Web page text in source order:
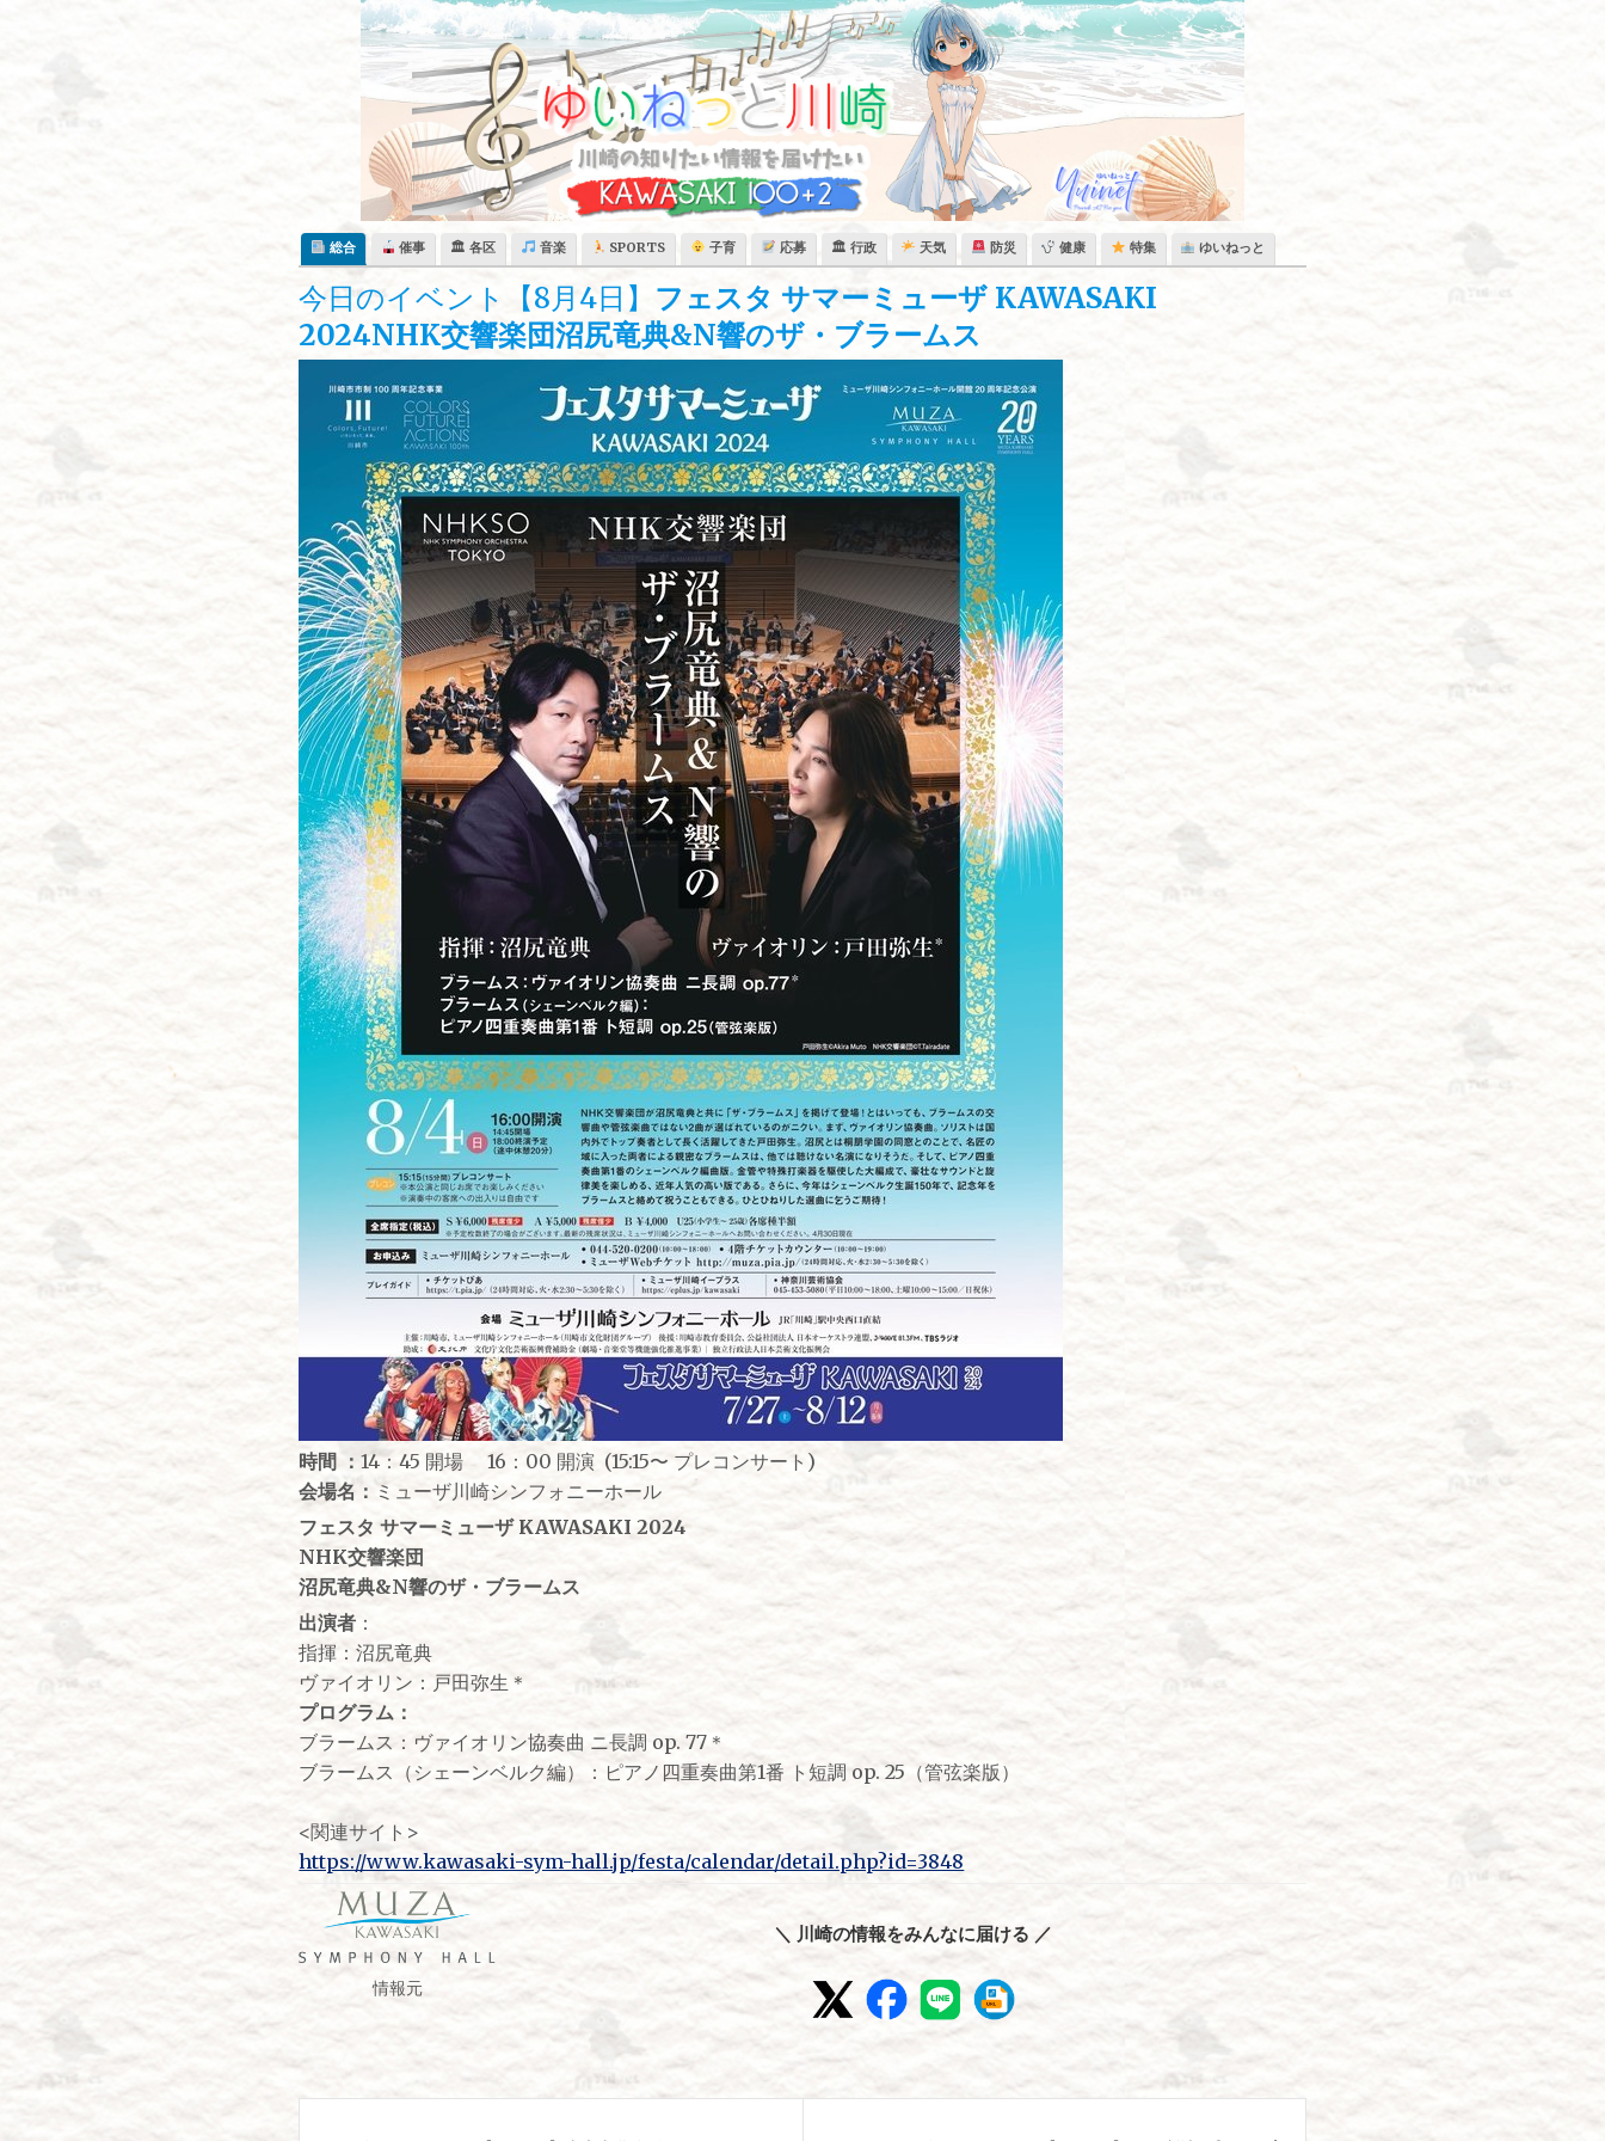
総合 催事 🏛 各区 音楽 SPORTS 子育 応募 🏛 行政 天気 防災 健康 特集 ゆいねっと
今日のイベント【8月4日】 フェスタ サマーミューザ KAWASAKI
2024NHK交響楽団沼尻竜典&N響のザ・ブラームス
時間 ：14：45 開場 16：00 開演 (15:15〜 プレコンサート)
会場名： ミューザ川崎シンフォニーホール
フェスタ サマーミューザ KAWASAKI 2024
NHK交響楽団
沼尻竜典&N響のザ・ブラームス
出演者 ：
指揮：沼尻竜典
ヴァイオリン：戸田弥生＊
プログラム：
ブラームス：ヴァイオリン協奏曲 ニ長調 op. 77＊
ブラームス（シェーンベルク編）：ピアノ四重奏曲第1番 ト短調 op. 25（管弦楽版）
<関連サイト>
https://www.kawasaki-sym-hall.jp/festa/calendar/detail.php?id=3848
情報元
＼ 川崎の情報をみんなに届ける ／